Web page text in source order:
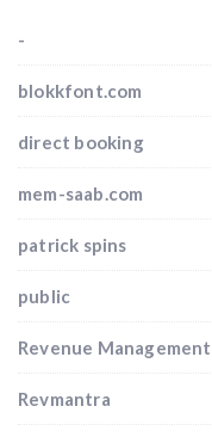
-
blokkfont.com
direct booking
mem-saab.com
patrick spins
public
Revenue Management
Revmantra